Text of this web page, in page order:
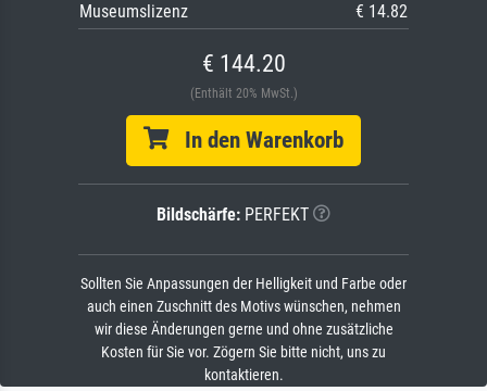
Museumslizenz
€ 14.82
€ 144.20
(Enthält 20% MwSt.)
In den Warenkorb
Bildschärfe: PERFEKT
Sollten Sie Anpassungen der Helligkeit und Farbe oder
auch einen Zuschnitt des Motivs wünschen, nehmen
wir diese Änderungen gerne und ohne zusätzliche
Kosten für Sie vor. Zögern Sie bitte nicht, uns zu
kontaktieren.